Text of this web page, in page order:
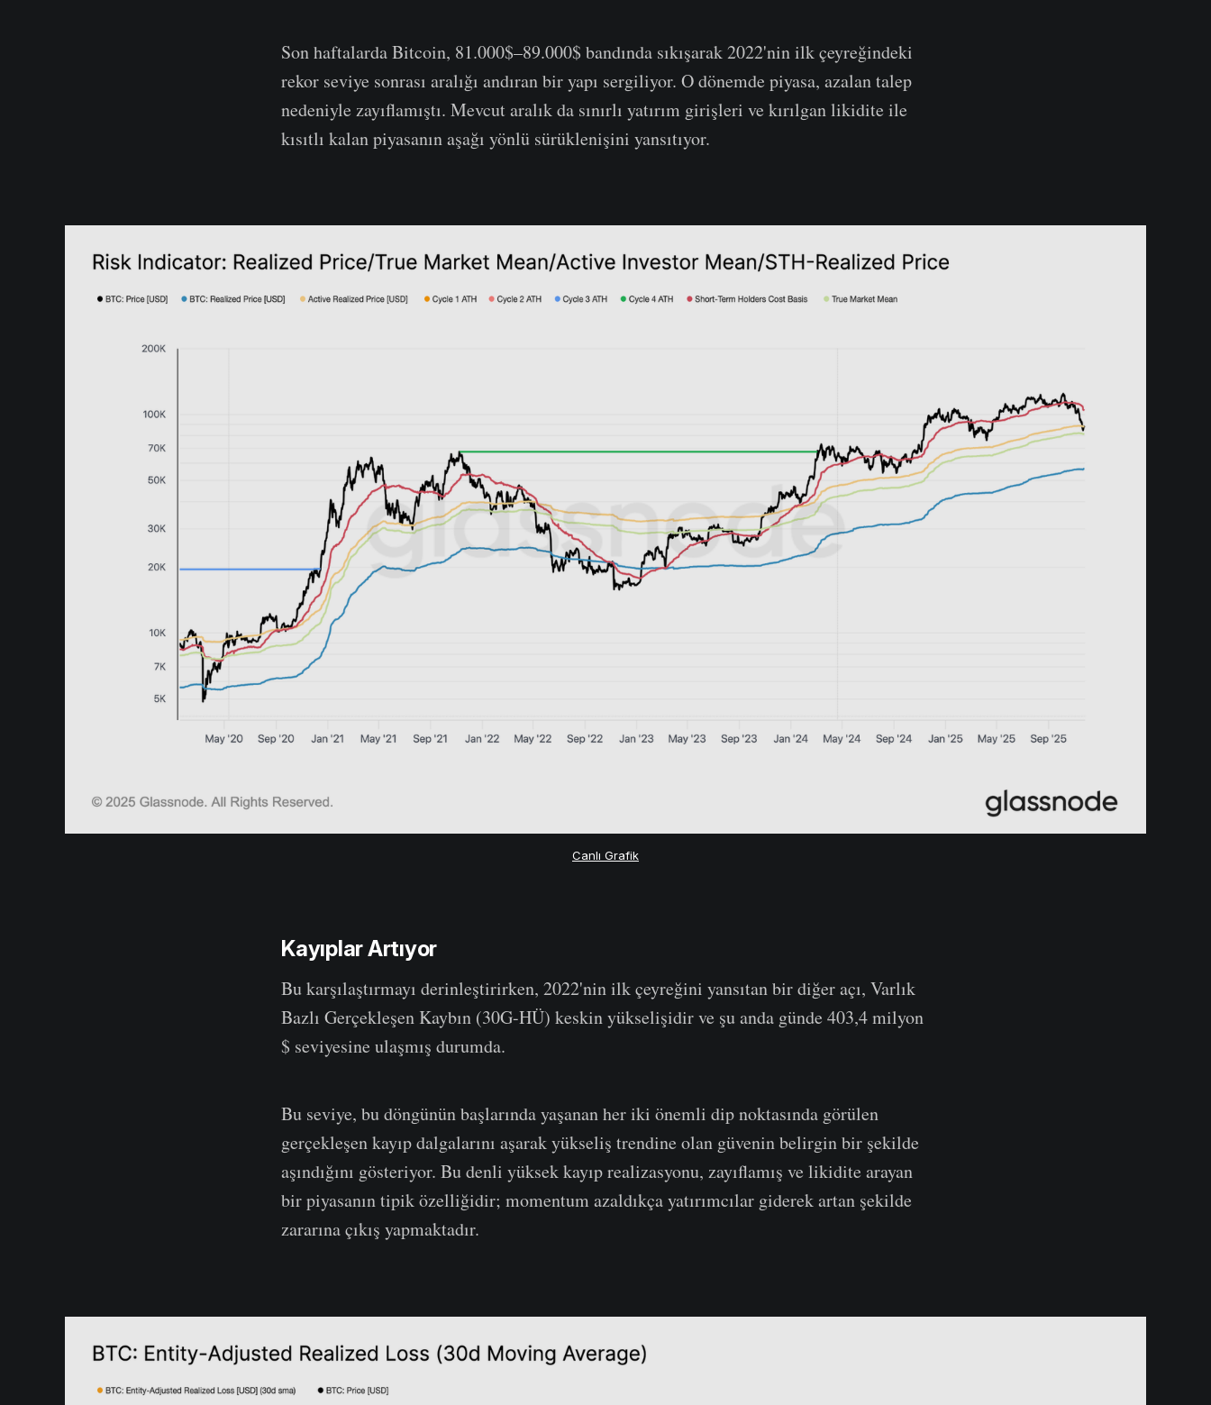
Son haftalarda Bitcoin, 81.000$–89.000$ bandında sıkışarak 2022'nin ilk çeyreğindeki
rekor seviye sonrası aralığı andıran bir yapı sergiliyor. O dönemde piyasa, azalan talep
nedeniyle zayıflamıştı. Mevcut aralık da sınırlı yatırım girişleri ve kırılgan likidite ile
kısıtlı kalan piyasanın aşağı yönlü sürüklenişini yansıtıyor.
Canlı Grafik
Kayıplar Artıyor
Bu karşılaştırmayı derinleştirirken, 2022'nin ilk çeyreğini yansıtan bir diğer açı, Varlık
Bazlı Gerçekleşen Kaybın (30G-HÜ) keskin yükselişidir ve şu anda günde 403,4 milyon
$ seviyesine ulaşmış durumda.
Bu seviye, bu döngünün başlarında yaşanan her iki önemli dip noktasında görülen
gerçekleşen kayıp dalgalarını aşarak yükseliş trendine olan güvenin belirgin bir şekilde
aşındığını gösteriyor. Bu denli yüksek kayıp realizasyonu, zayıflamış ve likidite arayan
bir piyasanın tipik özelliğidir; momentum azaldıkça yatırımcılar giderek artan şekilde
zararına çıkış yapmaktadır.